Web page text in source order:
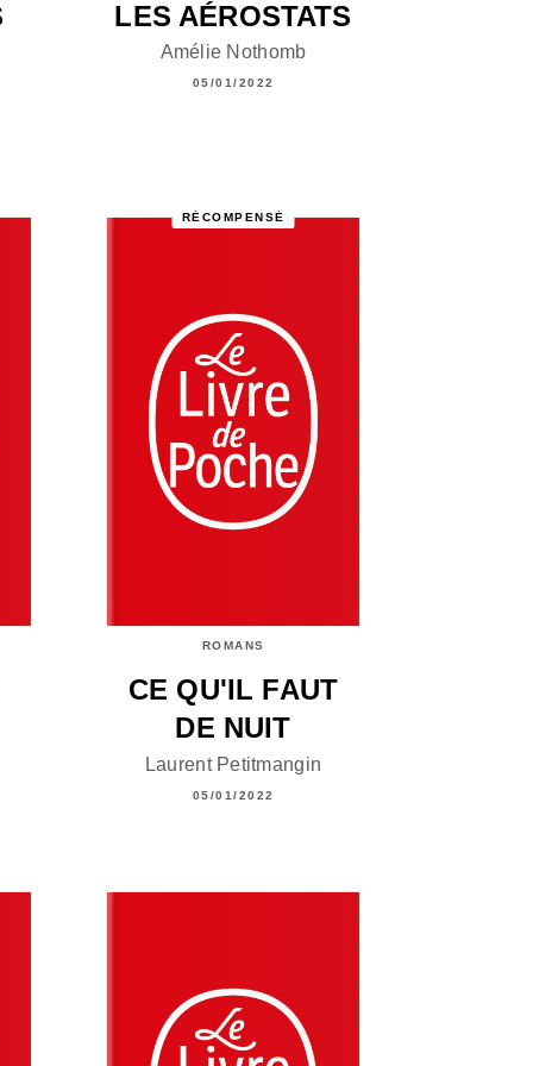
LES AÉROSTATS
Amélie Nothomb
05/01/2022
RÉCOMPENSÉ
ROMANS
CE QU'IL FAUT
DE NUIT
Laurent Petitmangin
05/01/2022